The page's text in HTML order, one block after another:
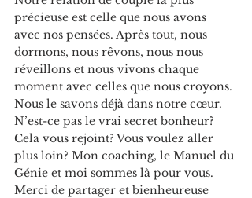
précieuse est celle que nous avons
avec nos pensées. Après tout, nous
dormons, nous rêvons, nous nous
réveillons et nous vivons chaque
moment avec celles que nous croyons.
Nous le savons déjà dans notre cœur.
N’est-ce pas le vrai secret bonheur?
Cela vous rejoint? Vous voulez aller
plus loin? Mon coaching, le Manuel du
Génie et moi sommes là pour vous.
Merci de partager et bienheureuse